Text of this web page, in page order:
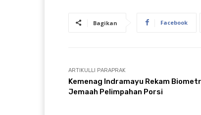
Bagikan Facebook
ARTIKULLI PARAPRAK
Kemenag Indramayu Rekam
Jemaah Pelimpahan Porsi